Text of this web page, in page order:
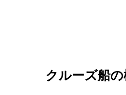
クルーズ船